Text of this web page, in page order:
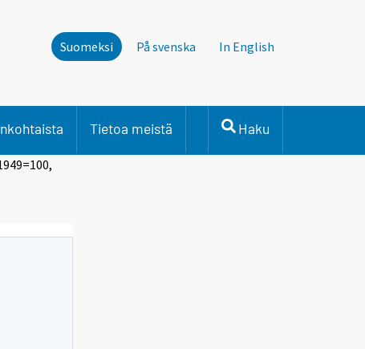
Suomeksi På svenska In English
Tietoa meistä Haku